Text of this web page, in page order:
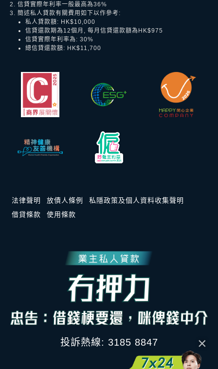
×
2. 信貸實際年利率一般最高為36%
3. 簡述私人貸款有關費用如下以作參考:
私人貸款額: HK$10,000
信貸還款期為12個月, 每月信貸還款額為HK$975
信貸實際年利率為: 30%
總信貸還款額: HK$11,700
法律聲明 放債人條例
私隱政策及個人資料收集聲明
借貸條款
使用條款
投訴熱線: 3185 8847